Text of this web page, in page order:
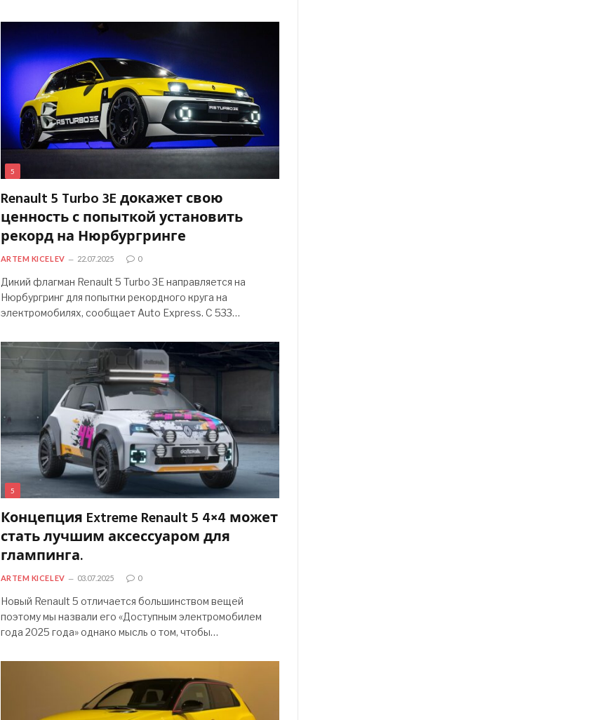
5
Renault 5 Turbo 3E докажет свою
ценность с попыткой установить
рекорд на Нюрбургринге
ARTEM KICELEV 22.07.2025 0
Дикий флагман Renault 5 Turbo 3E направляется на
Нюрбургринг для попытки рекордного круга на
электромобилях, сообщает Auto Express. С 533…
5
Концепция Extreme Renault 5 4×4 может
стать лучшим аксессуаром для
глампинга.
ARTEM KICELEV 03.07.2025 0
Новый Renault 5 отличается большинством вещей
поэтому мы назвали его «Доступным электромобилем
года 2025 года» однако мысль о том, чтобы…